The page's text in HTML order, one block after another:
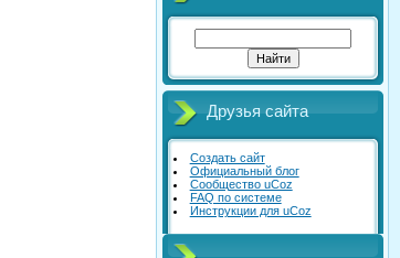
Друзья сайта
Создать сайт
Официальный блог
Сообщество uCoz
FAQ по системе
Инструкции для uCoz